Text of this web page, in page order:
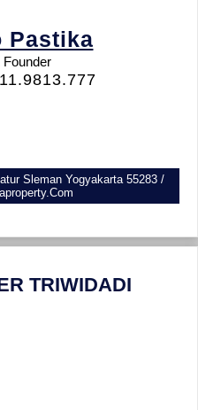
Pastika
Sleman Yogyakarta 55283 /
TRIWIDADI